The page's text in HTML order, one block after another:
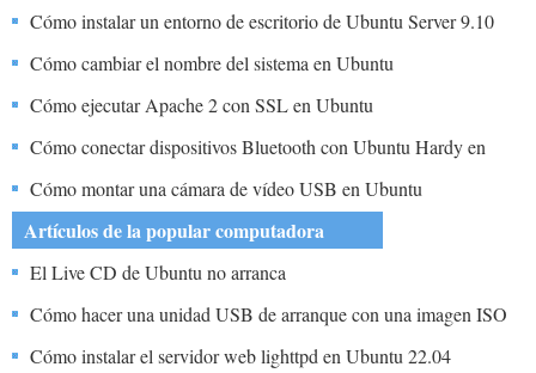
Cómo instalar un entorno de escritorio de Ubuntu Server 9.10
Cómo cambiar el nombre del sistema en Ubuntu
Cómo ejecutar Apache 2 con SSL en Ubuntu
Cómo conectar dispositivos Bluetooth con Ubuntu Hardy en
Linux
Cómo montar una cámara de vídeo USB en Ubuntu
Artículos de la popular computadora
El Live CD de Ubuntu no arranca
Cómo hacer una unidad USB de arranque con una imagen ISO
Usando Ubuntu
Cómo instalar el servidor web lighttpd en Ubuntu 22.04